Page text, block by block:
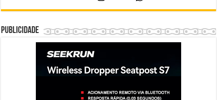
Publicidade